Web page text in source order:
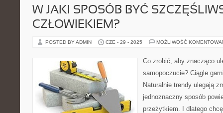
W JAKI SPOSÓB BYĆ
CZŁOWIEKIEM?
POSTED BY ADMIN CZE - 29 - 2025 MOŻLIWOŚĆ
Co zrobić, aby znacząco
samopoczucie? Ciągle
Naturalnie trendy ulegają
jednoznaczny sposób
przeżytkiem. I dlatego